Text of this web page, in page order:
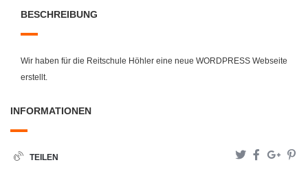
BESCHREIBUNG
Wir haben für die Reitschule Höhler eine neue WORDPRESS Webseite
erstellt.
INFORMATIONEN
TEILEN